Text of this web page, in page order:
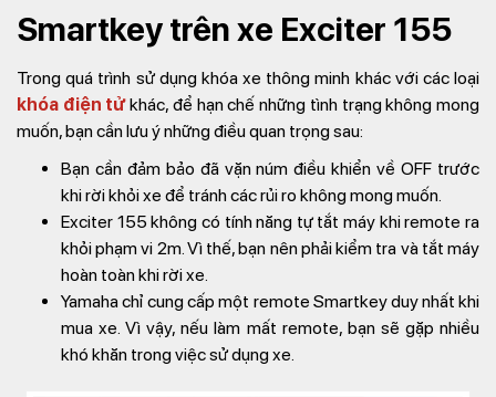
Smartkey trên xe Exciter 155
Trong quá trình sử dụng khóa xe thông minh khác với các loại
khóa điện tửkhác, để hạn chế những tình trạng không mong
muốn, bạn cần lưu ý những điều quan trọng sau:
Bạn cần đảm bảo đã vặn núm điều khiển về OFF trước
khi rời khỏi xe để tránh các rủi ro không mong muốn.
Exciter 155 không có tính năng tự tắt máy khi remote ra
khỏi phạm vi 2m. Vì thế, bạn nên phải kiểm tra và tắt máy
hoàn toàn khi rời xe.
Yamaha chỉ cung cấp một remote Smartkey duy nhất khi
mua xe. Vì vậy, nếu làm mất remote, bạn sẽ gặp nhiều
khó khăn trong việc sử dụng xe.